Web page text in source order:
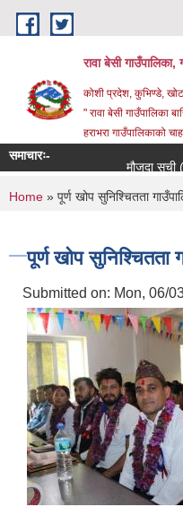
Skip to main content
रावा बेसी गाउँपालिका,
कोशी प्रदेश, कुभिण्डे,
" रावा बेसी गाउँपालिका
हराभरा गाउँपालिकाको
समाचारः-
मौजुदा सूची
You are here
Home » पूर्ण खोप सुनिश्चितता
पूर्ण खोप सुनिश्चितता
Submitted on: Mon, 06/